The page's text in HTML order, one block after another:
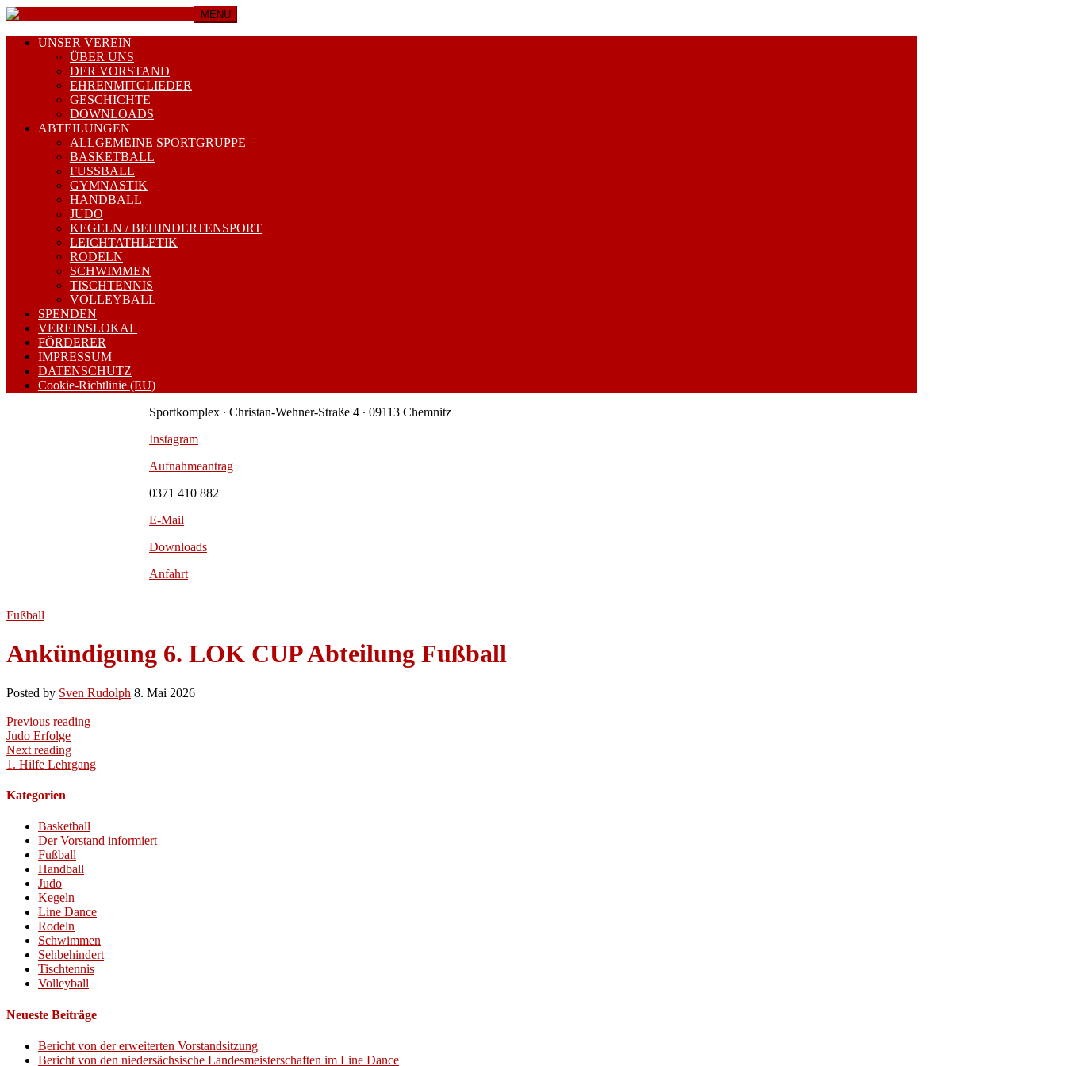
MENU
UNSER VEREIN
ÜBER UNS
DER VORSTAND
EHRENMITGLIEDER
GESCHICHTE
DOWNLOADS
ABTEILUNGEN
ALLGEMEINE SPORTGRUPPE
BASKETBALL
FUSSBALL
GYMNASTIK
HANDBALL
JUDO
KEGELN / BEHINDERTENSPORT
LEICHTATHLETIK
RODELN
SCHWIMMEN
TISCHTENNIS
VOLLEYBALL
SPENDEN
VEREINSLOKAL
FÖRDERER
IMPRESSUM
DATENSCHUTZ
Cookie-Richtlinie (EU)
Sportkomplex ∙ Christan-Wehner-Straße 4 ∙ 09113 Chemnitz
Instagram
Aufnahmeantrag
0371 410 882
E-Mail
Downloads
Anfahrt
Fußball
Ankündigung 6. LOK CUP Abteilung Fußball
Posted by Sven Rudolph 8. Mai 2026
Previous reading
Judo Erfolge
Next reading
1. Hilfe Lehrgang
Kategorien
Basketball
Der Vorstand informiert
Fußball
Handball
Judo
Kegeln
Line Dance
Rodeln
Schwimmen
Sehbehindert
Tischtennis
Volleyball
Neueste Beiträge
Bericht von der erweiterten Vorstandsitzung
Bericht von den niedersächsische Landesmeisterschaften im Line Dance